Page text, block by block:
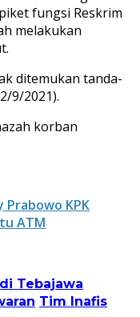
fungsi Reskrim
melakukan
ditemukan tanda-
9/2021).
korban
Prabowo KPK
ATM
Tebajawa
Tim Inafis